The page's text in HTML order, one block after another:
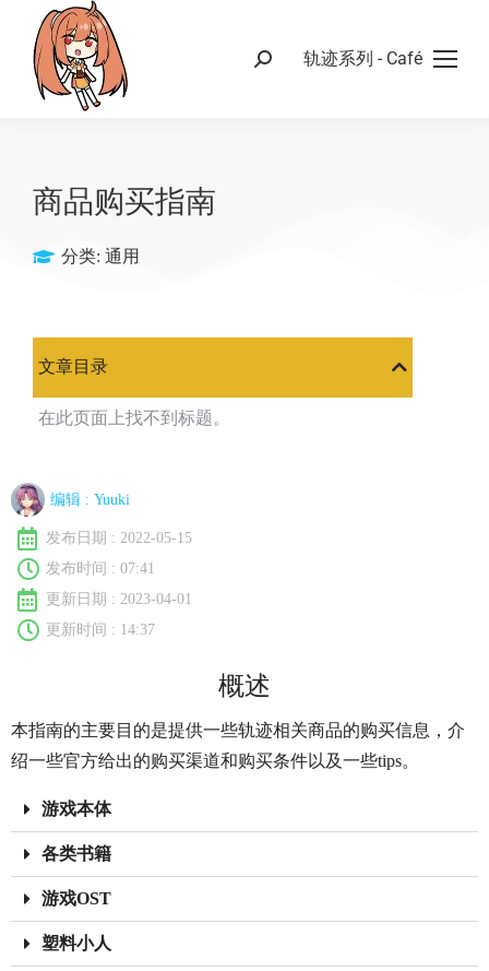
轨迹系列 - Café
商品购买指南
分类: 通用
编辑 : Yuuki
发布日期 : 2022-05-15
发布时间 : 07:41
更新日期 : 2023-04-01
更新时间 : 14:37
概述
本指南的主要目的是提供一些轨迹相关商品的购买信息，介
绍一些官方给出的购买渠道和购买条件以及一些tips。
游戏本体
各类书籍
游戏OST
塑料小人
文章目录
在此页面上找不到标题。